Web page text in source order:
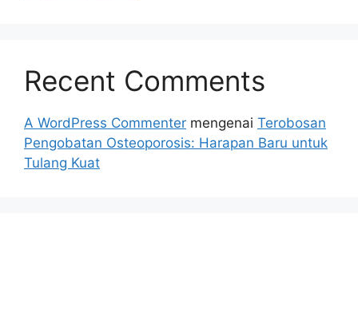
Recent Comments
A WordPress Commenter mengenai Terobosan
Pengobatan Osteoporosis: Harapan Baru untuk
Tulang Kuat